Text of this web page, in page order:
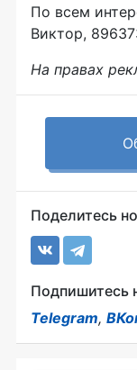
По всем
Виктор,
На правах
Поделитесь
Подпишитесь
Telegram,